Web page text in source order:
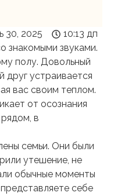
30, 2025
10:13 дп
знакомыми звуками.
полу. Довольный
друг устраивается
вас своим теплом.
от осознания
в
семьи. Они были
утешение, не
обычные моменты
себе